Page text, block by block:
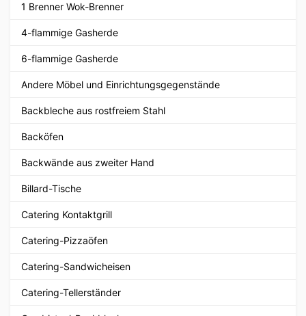
1 Brenner Wok-Brenner
4-flammige Gasherde
6-flammige Gasherde
Andere Möbel und Einrichtungsgegenstände
Backbleche aus rostfreiem Stahl
Backöfen
Backwände aus zweiter Hand
Billard-Tische
Catering Kontaktgrill
Catering-Pizzaöfen
Catering-Sandwicheisen
Catering-Tellerständer